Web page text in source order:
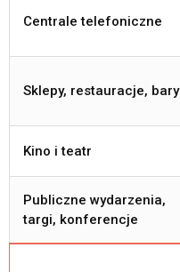
Centrale telefoniczne
Sklepy, restauracje, bary
Kino i teatr
Publiczne wydarzenia,
targi, konferencje